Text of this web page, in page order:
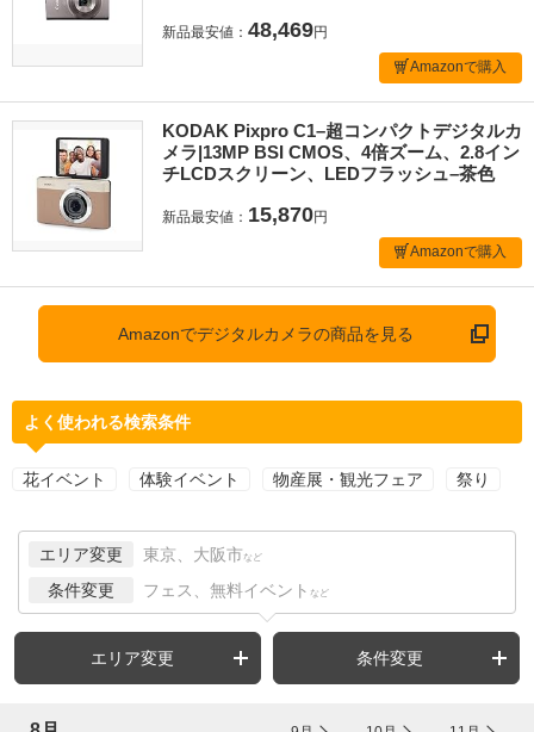
新品最安値： 48,469円
Amazonで購入
KODAK Pixpro C1–超コンパクトデジタルカ
メラ|13MP BSI CMOS、4倍ズーム、2.8イン
チLCDスクリーン、LEDフラッシュ–茶色
新品最安値： 15,870円
Amazonで購入
Amazonでデジタルカメラの商品を見る
よく使われる検索条件
花イベント 体験イベント 物産展・観光フェア 祭り
エリア変更 東京、大阪市 など
条件変更 フェス、無料イベント など
エリア変更 条件変更